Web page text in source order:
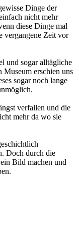
Dinge der
nicht mehr
diese Dinge mal
vergangene Zeit vor
und sogar alltägliche
erschien uns
sogar noch lange
verfallen und die
mehr da wo sie
Doch durch die
Bild machen und